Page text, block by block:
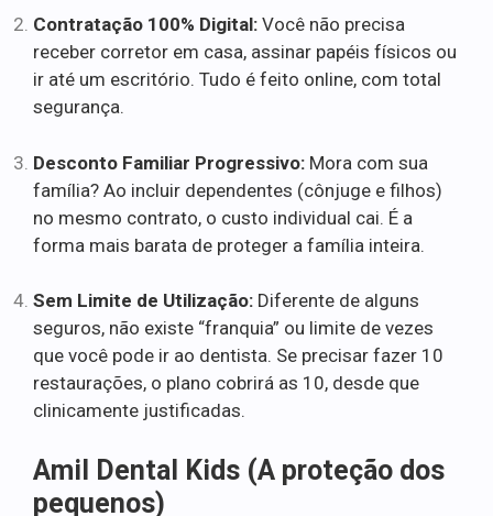
Contratação 100% Digital: Você não precisa
receber corretor em casa, assinar papéis físicos ou
ir até um escritório. Tudo é feito online, com total
segurança.
Desconto Familiar Progressivo: Mora com sua
família? Ao incluir dependentes (cônjuge e filhos)
no mesmo contrato, o custo individual cai. É a
forma mais barata de proteger a família inteira.
Sem Limite de Utilização: Diferente de alguns
seguros, não existe “franquia” ou limite de vezes
que você pode ir ao dentista. Se precisar fazer 10
restaurações, o plano cobrirá as 10, desde que
clinicamente justificadas.
Amil Dental Kids (A proteção dos
pequenos)